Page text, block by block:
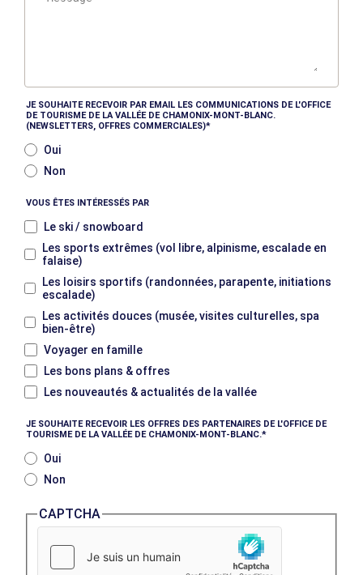
JE SOUHAITE RECEVOIR PAR EMAIL LES COMMUNICATIONS DE L'OFFICE
DE TOURISME DE LA VALLÉE DE CHAMONIX-MONT-BLANC.
(NEWSLETTERS, OFFRES COMMERCIALES)
Oui
Non
VOUS ÊTES INTÉRESSÉS PAR
Le ski / snowboard
Les sports extrêmes (vol libre, alpinisme, escalade en
falaise)
Les loisirs sportifs (randonnées, parapente, initiations
escalade)
Les activités douces (musée, visites culturelles, spa
bien-être)
Voyager en famille
Les bons plans & offres
Les nouveautés & actualités de la vallée
JE SOUHAITE RECEVOIR LES OFFRES DES PARTENAIRES DE L'OFFICE DE
TOURISME DE LA VALLÉE DE CHAMONIX-MONT-BLANC.
Oui
Non
CAPTCHA